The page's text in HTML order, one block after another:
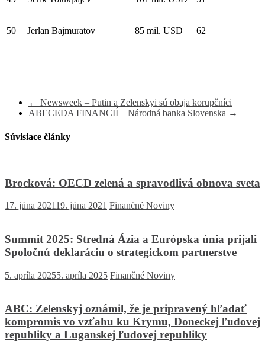
50 Jerlan Bajmuratov 85 mil. USD 62
← Newsweek – Putin a Zelenskyi sú obaja korupčníci
ABECEDA FINANCIÍ – Národná banka Slovenska →
Súvisiace články
Brocková: OECD zelená a spravodlivá obnova sveta
17. júna 202119. júna 2021 Finančné Noviny
Summit 2025: Stredná Ázia a Európska únia prijali
Spoločnú deklaráciu o strategickom partnerstve
5. apríla 20255. apríla 2025 Finančné Noviny
ABC: Zelenskyj oznámil, že je pripravený hľadať
kompromis vo vzťahu ku Krymu, Doneckej ľudovej
republiky a Luganskej ľudovej republiky